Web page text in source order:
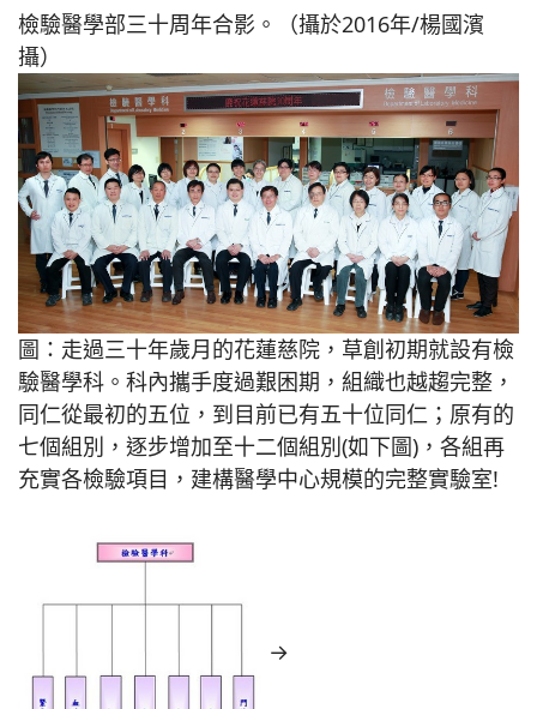
檢驗醫學部三十周年合影。（攝於2016年/楊國濱
攝）
圖：走過三十年歲月的花蓮慈院，草創初期就設有檢
驗醫學科。科內攜手度過艱困期，組織也越趨完整，
同仁從最初的五位，到目前已有五十位同仁；原有的
七個組別，逐步增加至十二個組別(如下圖)，各組再
充實各檢驗項目，建構醫學中心規模的完整實驗室!
→